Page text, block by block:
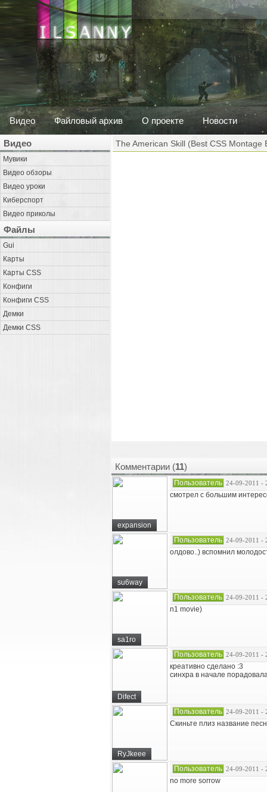
Видео Файловый архив О проекте Новости
Видео
Мувики
Видео обзоры
Видео уроки
Киберспорт
Видео приколы
Файлы
Gui
Карты
Карты CSS
Конфиги
Конфиги CSS
Демки
Демки CSS
The American Skill (Best CSS Montage
Комментарии (11)
expansion
Пользователь 24-09-2011 -
смотрел с большим
su6way
Пользователь 24-09-2011 -
олдово..) вспомнил
sa1ro
Пользователь 24-09-2011 -
n1 movie)
Difect
Пользователь 24-09-2011 -
креативно сделано :3
синхра в начале
RyJkeee
Пользователь 24-09-2011 -
Скиньте плиз название
Пользователь 24-09-2011 -
no more sorrow